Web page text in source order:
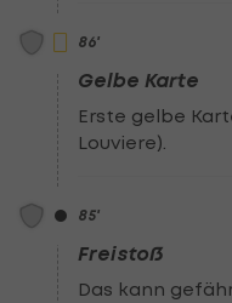
86'
Gelbe Karte
Erste gelbe
Louviere).
85'
Freistoß
Das kann